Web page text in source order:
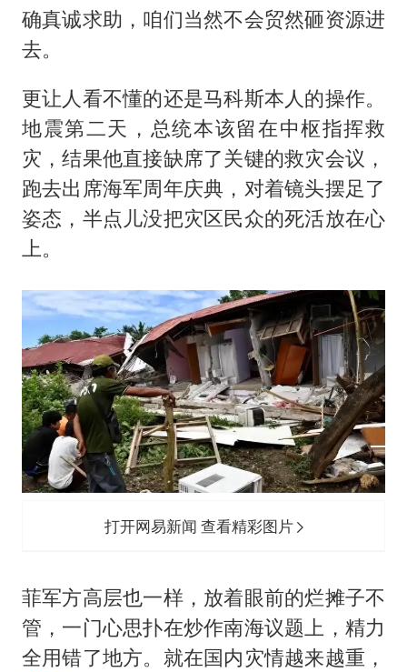
确真诚求助，咱们当然不会贸然砸资源进
去。
更让人看不懂的还是马科斯本人的操作。
地震第二天，总统本该留在中枢指挥救
灾，结果他直接缺席了关键的救灾会议，
跑去出席海军周年庆典，对着镜头摆足了
姿态，半点儿没把灾区民众的死活放在心
上。
打开网易新闻 查看精彩图片
菲军方高层也一样，放着眼前的烂摊子不
管，一门心思扑在炒作南海议题上，精力
全用错了地方。就在国内灾情越来越重，